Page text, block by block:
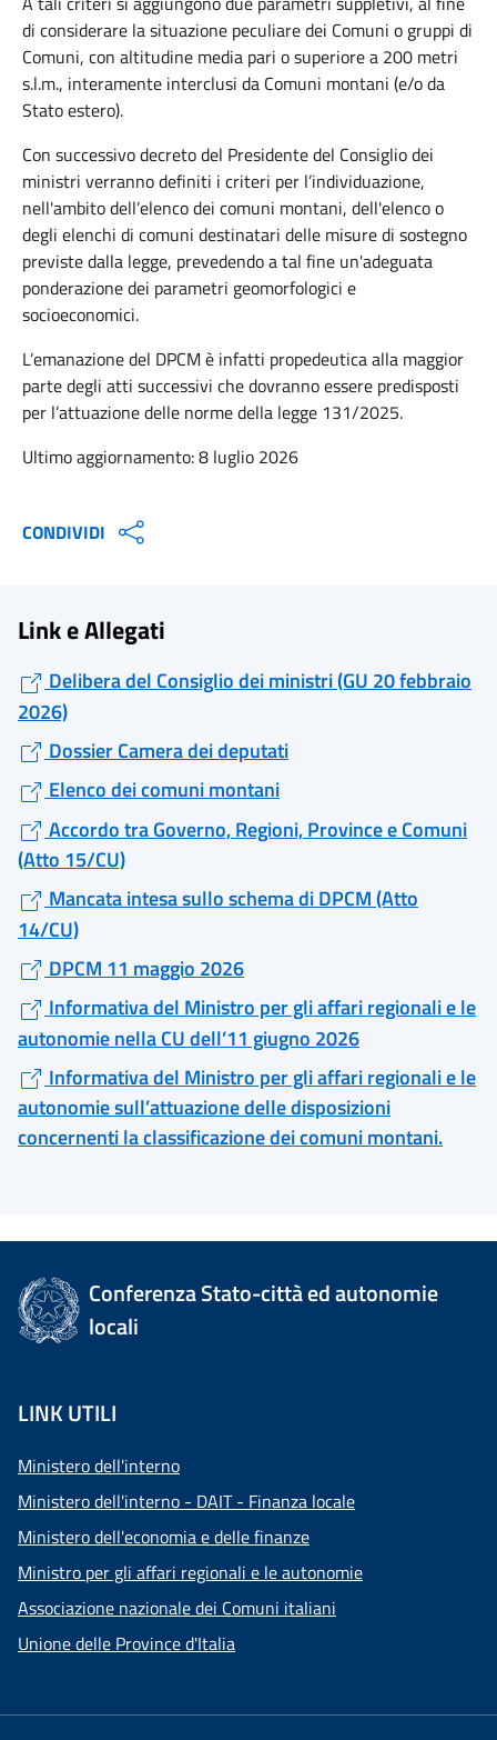
di considerare la situazione peculiare dei Comuni o gruppi di
Comuni, con altitudine media pari o superiore a 200 metri
s.l.m., interamente interclusi da Comuni montani (e/o da
Stato estero).
Con successivo decreto del Presidente del Consiglio dei
ministri verranno definiti i criteri per l’individuazione,
nell'ambito dell’elenco dei comuni montani, dell'elenco o
degli elenchi di comuni destinatari delle misure di sostegno
previste dalla legge, prevedendo a tal fine un'adeguata
ponderazione dei parametri geomorfologici e
socioeconomici.
L’emanazione del DPCM è infatti propedeutica alla maggior
parte degli atti successivi che dovranno essere predisposti
per l’attuazione delle norme della legge 131/2025.
Ultimo aggiornamento: 8 luglio 2026
CONDIVIDI
Link e Allegati
Delibera del Consiglio dei ministri (GU 20 febbraio
2026)
Dossier Camera dei deputati
Elenco dei comuni montani
Accordo tra Governo, Regioni, Province e Comuni
(Atto 15/CU)
Mancata intesa sullo schema di DPCM (Atto
14/CU)
DPCM 11 maggio 2026
Informativa del Ministro per gli affari regionali e le
autonomie nella CU dell’11 giugno 2026
Informativa del Ministro per gli affari regionali e le
autonomie sull’attuazione delle disposizioni
concernenti la classificazione dei comuni montani.
Conferenza Stato-città ed autonomie
locali
LINK UTILI
Ministero dell'interno
Ministero dell'interno - DAIT - Finanza locale
Ministero dell'economia e delle finanze
Ministro per gli affari regionali e le autonomie
Associazione nazionale dei Comuni italiani
Unione delle Province d'Italia